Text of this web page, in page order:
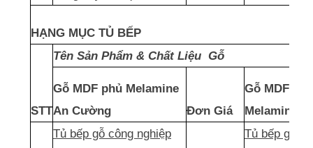
HẠNG MỤC TỦ BẾP
STT
Tên Sản Phẩm & Chất Liệu Gỗ
Gỗ MDF phủ Melamine
An Cường
Đơn Giá
Gỗ MDF
Melamine
Tủ bếp gỗ công nghiệp
Tủ bếp gỗ